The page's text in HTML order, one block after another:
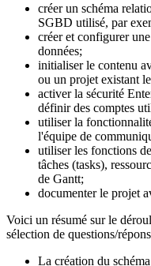
créer un schéma
SGBD utilisé, par
créer et configurer
données;
initialiser le contenu
ou un projet existant
activer la sécurité
définir des comptes
utiliser la
l'équipe de
utiliser les fonctions
tâches (tasks),
de Gantt;
documenter le projet
Voici un résumé sur le
sélection de questions/
La création du